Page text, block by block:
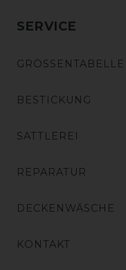
SERVICE
GRÖSSENTABELLE
BESTICKUNG
SATTLEREI
REPARATUR
DECKENWÄSCHE
KONTAKT